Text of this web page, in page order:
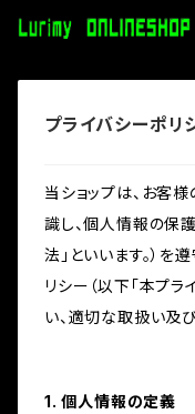
プライバシーポリ
当ショップは、お客
識し、個人情報の保
法」といいます。）を
リシー（以下「本プラ
い、適切な取扱い及
1. 個人情報の定義